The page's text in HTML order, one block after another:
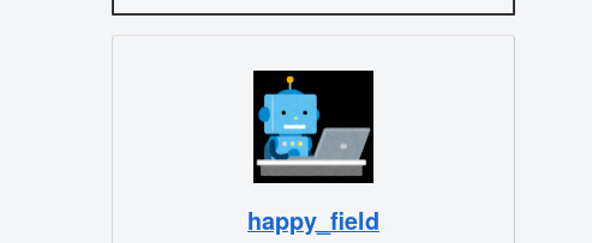
happy_field